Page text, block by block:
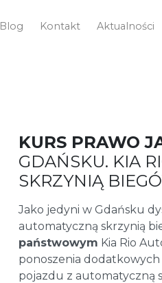
Blog Kontakt Aktualności
KURS PRAWO
GDAŃSKU. KIA
SKRZYNIĄ
Jako jedyni w Gdańsku
automatyczną skrzynią
państwowym Kia Rio
ponoszenia
pojazdu z automatyczną